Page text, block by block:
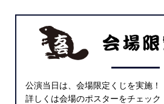
公演当日は、会場限定くじを実施！
詳しくは会場のポスターをチェック